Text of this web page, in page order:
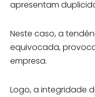
apresentam
Neste caso, a
equivocada,
empresa.
Logo, a integridade